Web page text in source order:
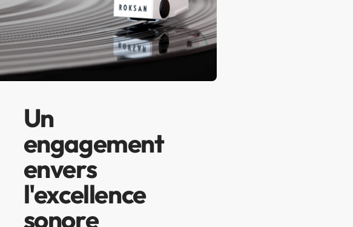
Un
engagement
envers
l'excellence
sonore